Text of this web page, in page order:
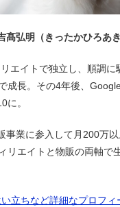
髙弘明（きったかひろあき
エイトで独立し、順調に
成長。その4年後、
に。
事業に参入して月200万
リエイトと物販の両軸で
立ちなど詳細なプロフィ